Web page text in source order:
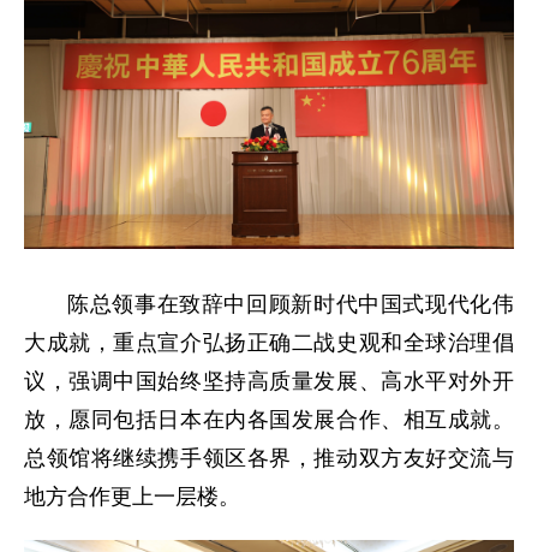
陈总领事在致辞中回顾新时代中国式现代化伟
大成就，重点宣介弘扬正确二战史观和全球治理倡
议，强调中国始终坚持高质量发展、高水平对外开
放，愿同包括日本在内各国发展合作、相互成就。
总领馆将继续携手领区各界，推动双方友好交流与
地方合作更上一层楼。